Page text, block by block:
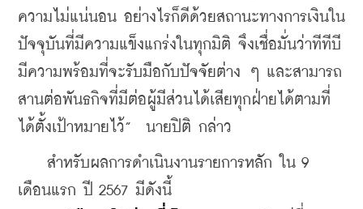
ความไม่แน่นอน อย่างไรก็ดีด้วยสถานะทางการเงินใน
ปัจจุบันที่มีความแข็งแกร่งในทุกมิติ จึงเชื่อมั่นว่าทีทีบี
มีความพร้อมที่จะรับมือกับปัจจัยต่าง ๆ และสามารถ
สานต่อพันธกิจที่มีต่อผู้มีส่วนได้เสียทุกฝ่ายได้ตามที่
ได้ตั้งเป้าหมายไว้”  นายปิติ กล่าว
สำหรับผลการดำเนินงานรายการหลัก ใน 9
เดือนแรก ปี 2567 มีดังนี้